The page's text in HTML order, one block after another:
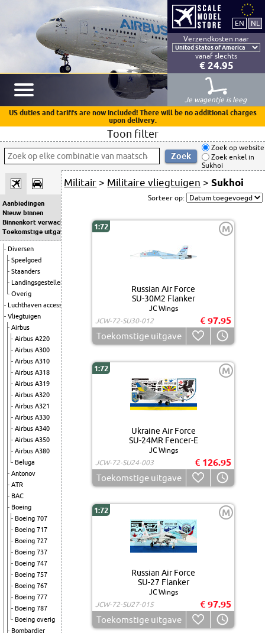
Verzendkosten naar
vanaf slechts
€ 24.95
Je wagentje is leeg
US duties and tariffs are now included! There will be no additional charges
upon delivery.
Toon filter
Zoek op website
Zoek enkel in
Sukhoi
Aanbiedingen
Nieuw binnen
Binnenkort verwacht
Toekomstige uitgaven
Diversen
Speelgoed
Staanders
Landingsgestellen
Overig
Luchthaven accessoires
Vliegtuigen
Airbus
Airbus A220
Airbus A300
Airbus A310
Airbus A318
Airbus A319
Airbus A320
Airbus A321
Airbus A330
Airbus A340
Airbus A350
Airbus A380
Beluga
Antonov
ATR
BAC
Boeing
Boeing 707
Boeing 717
Boeing 727
Boeing 737
Boeing 747
Boeing 757
Boeing 767
Boeing 777
Boeing 787
Boeing overig
Bombardier
Militair > Militaire vliegtuigen >Sukhoi
Sorteer op:
1:72 M
Russian Air Force
SU-30M2 Flanker
JC Wings
JCW-72-SU30-012
€ 97.95
Toekomstige uitgave
1:72 M
Ukraine Air Force
SU-24MR Fencer-E
JC Wings
JCW-72-SU24-003
€ 126.95
Toekomstige uitgave
1:72 M
Russian Air Force
SU-27 Flanker
JC Wings
JCW-72-SU27-015
€ 97.95
Toekomstige uitgave